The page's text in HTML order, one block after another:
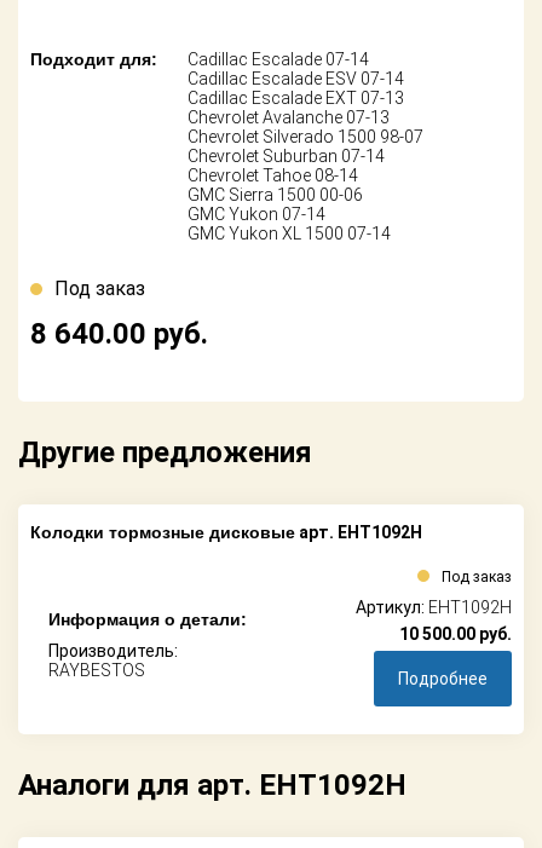
Подходит для:
Cadillac Escalade 07-14
Cadillac Escalade ESV 07-14
Cadillac Escalade EXT 07-13
Chevrolet Avalanche 07-13
Chevrolet Silverado 1500 98-07
Chevrolet Suburban 07-14
Chevrolet Tahoe 08-14
GMC Sierra 1500 00-06
GMC Yukon 07-14
GMC Yukon XL 1500 07-14
Под заказ
8 640.00 руб.
Другие предложения
Колодки тормозные дисковые арт. EHT1092H
Информация о детали:
Производитель:
RAYBESTOS
Под заказ
Артикул: EHT1092H
10 500.00 руб.
Подробнее
Аналоги для арт. EHT1092H